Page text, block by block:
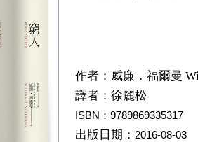
作者： 威廉．福爾曼
譯者： 徐麗松
ISBN：9789869335317
出版日期： 2016-08-03